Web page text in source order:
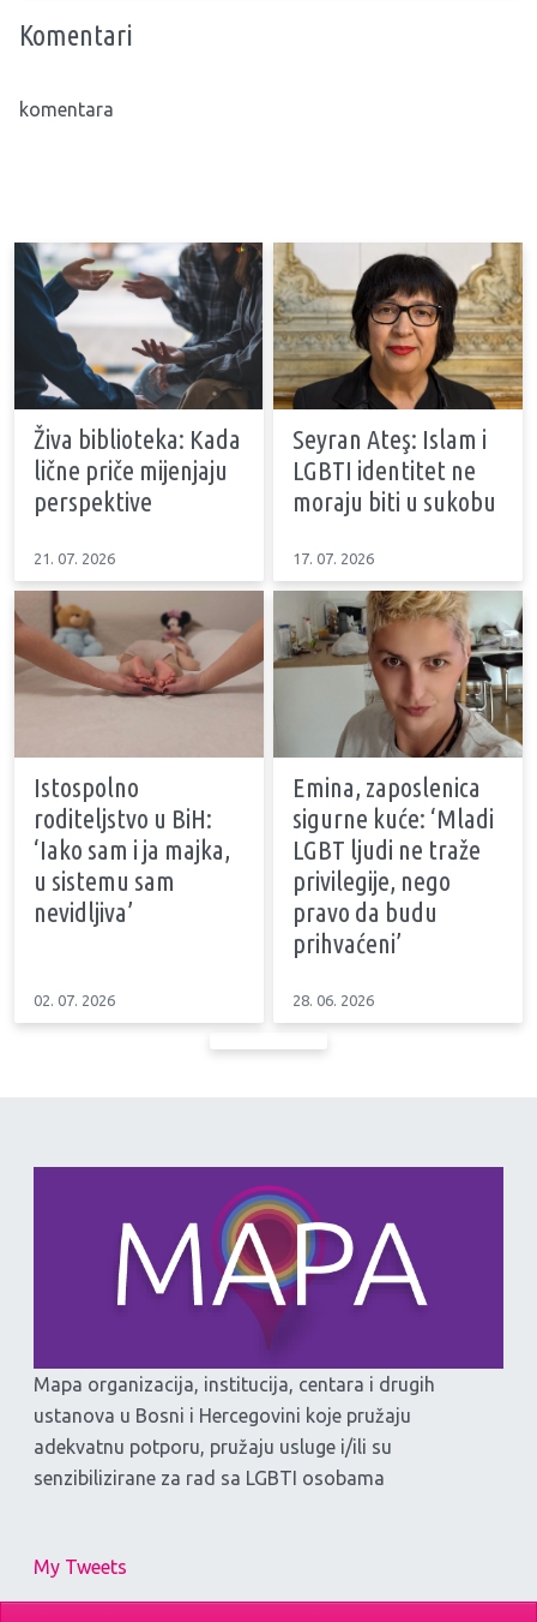
Komentari
komentara
Živa biblioteka: Kada
lične priče mijenjaju
perspektive
21. 07. 2026
Seyran Ateş: Islam i
LGBTI identitet ne
moraju biti u sukobu
17. 07. 2026
Istospolno
roditeljstvo u BiH:
‘Iako sam i ja majka,
u sistemu sam
nevidljiva’
02. 07. 2026
Emina, zaposlenica
sigurne kuće: ‘Mladi
LGBT ljudi ne traže
privilegije, nego
pravo da budu
prihvaćeni’
28. 06. 2026
Mapa organizacija, institucija, centara i drugih
ustanova u Bosni i Hercegovini koje pružaju
adekvatnu potporu, pružaju usluge i/ili su
senzibilizirane za rad sa LGBTI osobama
My Tweets